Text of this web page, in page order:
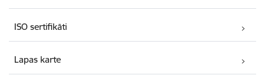
ISO sertifikāti
Lapas karte